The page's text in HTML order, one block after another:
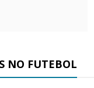
NO FUTEBOL